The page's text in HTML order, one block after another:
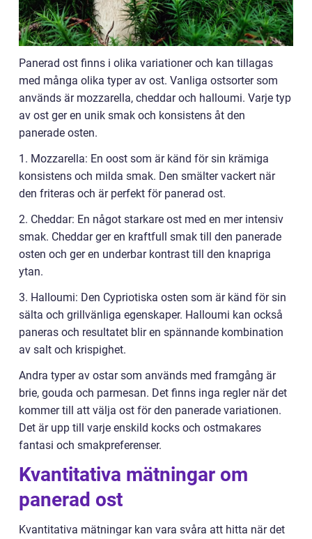
Panerad ost finns i olika variationer och kan tillagas
med många olika typer av ost. Vanliga ostsorter som
används är mozzarella, cheddar och halloumi. Varje typ
av ost ger en unik smak och konsistens åt den
panerade osten.
1. Mozzarella: En oost som är känd för sin krämiga
konsistens och milda smak. Den smälter vackert när
den friteras och är perfekt för panerad ost.
2. Cheddar: En något starkare ost med en mer intensiv
smak. Cheddar ger en kraftfull smak till den panerade
osten och ger en underbar kontrast till den knapriga
ytan.
3. Halloumi: Den Cypriotiska osten som är känd för sin
sälta och grillvänliga egenskaper. Halloumi kan också
paneras och resultatet blir en spännande kombination
av salt och krispighet.
Andra typer av ostar som används med framgång är
brie, gouda och parmesan. Det finns inga regler när det
kommer till att välja ost för den panerade variationen.
Det är upp till varje enskild kocks och ostmakares
fantasi och smakpreferenser.
Kvantitativa mätningar om
panerad ost
Kvantitativa mätningar kan vara svåra att hitta när det